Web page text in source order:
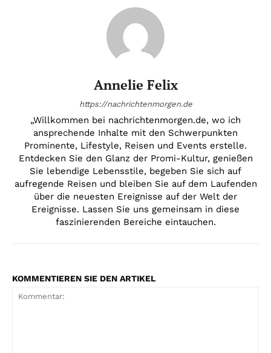
Annelie Felix
https://nachrichtenmorgen.de
„Willkommen bei nachrichtenmorgen.de, wo ich
ansprechende Inhalte mit den Schwerpunkten
Prominente, Lifestyle, Reisen und Events erstelle.
Entdecken Sie den Glanz der Promi-Kultur, genießen
Sie lebendige Lebensstile, begeben Sie sich auf
aufregende Reisen und bleiben Sie auf dem Laufenden
über die neuesten Ereignisse auf der Welt der
Ereignisse. Lassen Sie uns gemeinsam in diese
faszinierenden Bereiche eintauchen.
KOMMENTIEREN SIE DEN ARTIKEL